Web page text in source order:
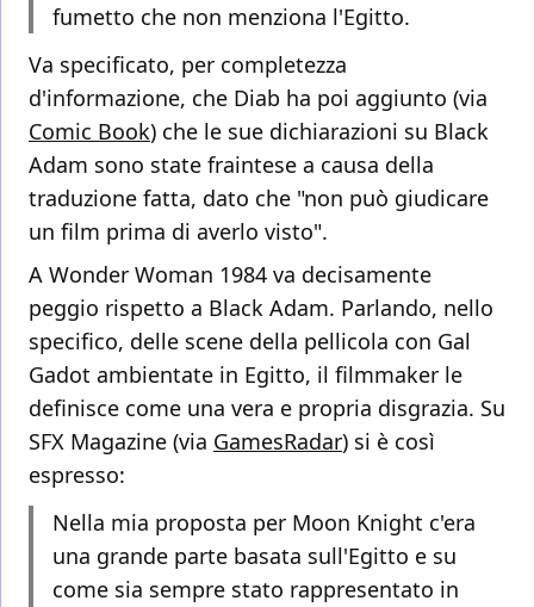
fumetto che non menziona l'Egitto.
Va specificato, per completezza
d'informazione, che Diab ha poi aggiunto (via
Comic Book) che le sue dichiarazioni su Black
Adam sono state fraintese a causa della
traduzione fatta, dato che "non può giudicare
un film prima di averlo visto".
A Wonder Woman 1984 va decisamente
peggio rispetto a Black Adam. Parlando, nello
specifico, delle scene della pellicola con Gal
Gadot ambientate in Egitto, il filmmaker le
definisce come una vera e propria disgrazia. Su
SFX Magazine (via GamesRadar) si è così
espresso:
Nella mia proposta per Moon Knight c'era
una grande parte basata sull'Egitto e su
come sia sempre stato rappresentato in